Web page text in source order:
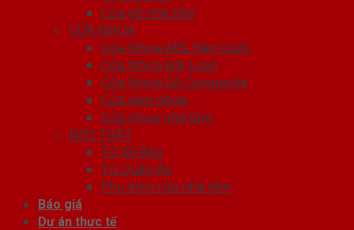
Cửa gỗ nhà tắm
CỬA NHỰA
Cửa Nhựa ABS Hàn Quốc
Cửa Nhựa Đài Loan
Cửa Nhựa Gỗ Composite
Cửa vòm nhựa
Cửa nhựa nhà tắm
NỘI THẤT
Tủ Kệ Bếp
Tủ Quần Áo
Phụ kiện cửa nhà tắm
Báo giá
Dự án thực tế